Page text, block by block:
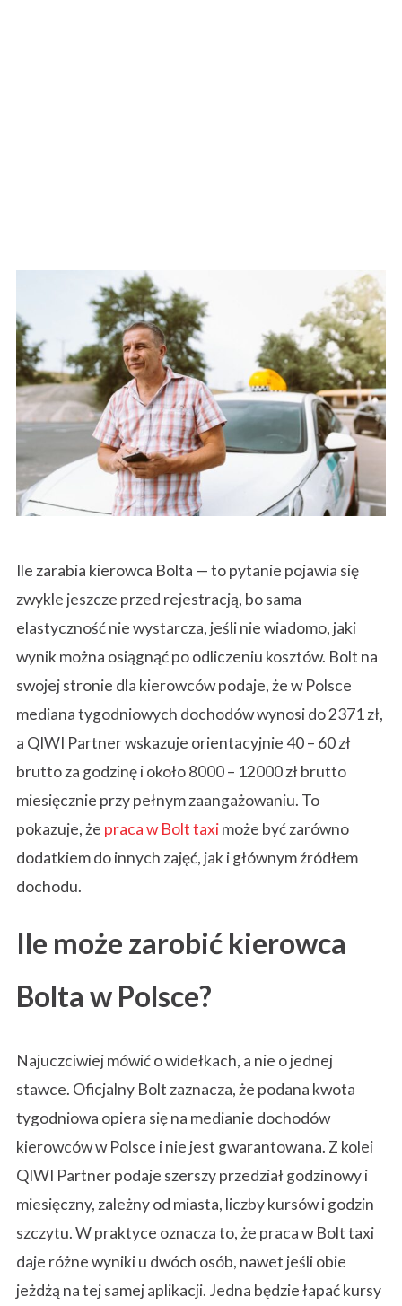
I
l
e
z
a
r
a
b
i
a
k
Ile zarabia kierowca Bolta — to pytanie pojawia się
zwykle jeszcze przed rejestracją, bo sama
elastyczność nie wystarcza, jeśli nie wiadomo, jaki
wynik można osiągnąć po odliczeniu kosztów. Bolt na
swojej stronie dla kierowców podaje, że w Polsce
mediana tygodniowych dochodów wynosi do 2371 zł,
a QIWI Partner wskazuje orientacyjnie 40 – 60 zł
brutto za godzinę i około 8000 – 12000 zł brutto
miesięcznie przy pełnym zaangażowaniu. To
pokazuje, że praca w Bolt taximoże być zarówno
dodatkiem do innych zajęć, jak i głównym źródłem
dochodu.
Ile może zarobić kierowca
Bolta w Polsce?
Najuczciwiej mówić o widełkach, a nie o jednej
stawce. Oficjalny Bolt zaznacza, że podana kwota
tygodniowa opiera się na medianie dochodów
kierowców w Polsce i nie jest gwarantowana. Z kolei
QIWI Partner podaje szerszy przedział godzinowy i
miesięczny, zależny od miasta, liczby kursów i godzin
szczytu. W praktyce oznacza to, że praca w Bolt taxi
daje różne wyniki u dwóch osób, nawet jeśli obie
jeżdżą na tej samej aplikacji. Jedna będzie łapać kursy